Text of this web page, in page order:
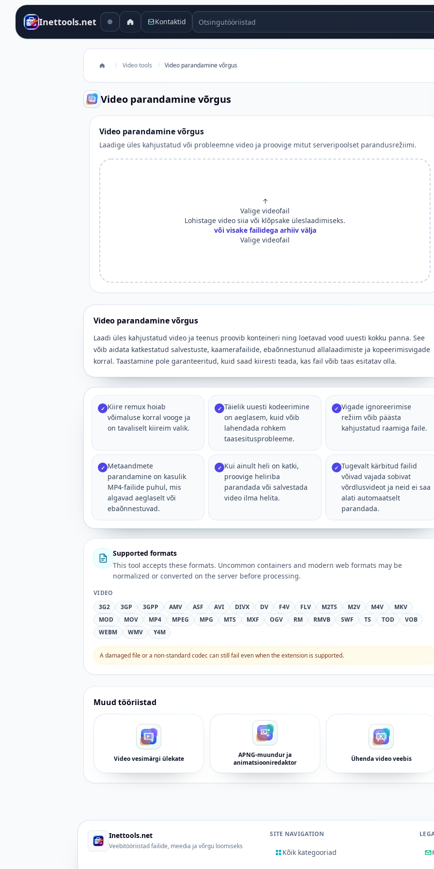
Inettools.net Kontaktid Otsingutööriistad
/ Video tools / Video parandamine võrgus
Video parandamine võrgus
Video parandamine võrgus
Laadige üles kahjustatud või probleemne video ja proovige mitut serveripoolset parandusrežiimi.
↑
Valige videofail
Lohistage video siia või klõpsake üleslaadimiseks.
või visake failidega arhiiv välja
Valige videofail
Video parandamine võrgus
Laadi üles kahjustatud video ja teenus proovib konteineri ning loetavad vood uuesti kokku panna. See
võib aidata katkestatud salvestuste, kaamerafailide, ebaõnnestunud allalaadimiste ja kopeerimisvigade
korral. Taastamine pole garanteeritud, kuid saad kiiresti teada, kas fail võib taas esitatav olla.
✓ Kiire remux hoiab
võimaluse korral vooge ja
on tavaliselt kiireim valik.
✓ Täielik uuesti kodeerimine
on aeglasem, kuid võib
lahendada rohkem
taasesitusprobleeme.
✓ Vigade ignoreerimise
režiim võib päästa
kahjustatud raamiga faile.
✓ Metaandmete
parandamine on kasulik
MP4-failide puhul, mis
algavad aeglaselt või
ebaõnnestuvad.
✓ Kui ainult heli on katki,
proovige heliriba
parandada või salvestada
video ilma helita.
✓ Tugevalt kärbitud failid
võivad vajada sobivat
võrdlusvideot ja neid ei saa
alati automaatselt
parandada.
Supported formats
This tool accepts these formats. Uncommon containers and modern web formats may be
normalized or converted on the server before processing.
VIDEO
3G2
3GP 3GPP AMV ASF AVI DIVX DV F4V FLV M2TS M2V M4V
MKV
MOD
MOV MP4 MPEG MPG MTS MXF OGV RM RMVB SWF TS TOD
VOB
WEBM
WMV Y4M
A damaged file or a non-standard codec can still fail even when the extension is supported.
Muud tööriistad
Video vesimärgi ülekate
APNG-muundur ja
animatsiooniredaktor
Ühenda video veebis
Inettools.net
Veebitööriistad failide, meedia ja võrgu loomiseks
SITE NAVIGATION
Kõik kategooriad